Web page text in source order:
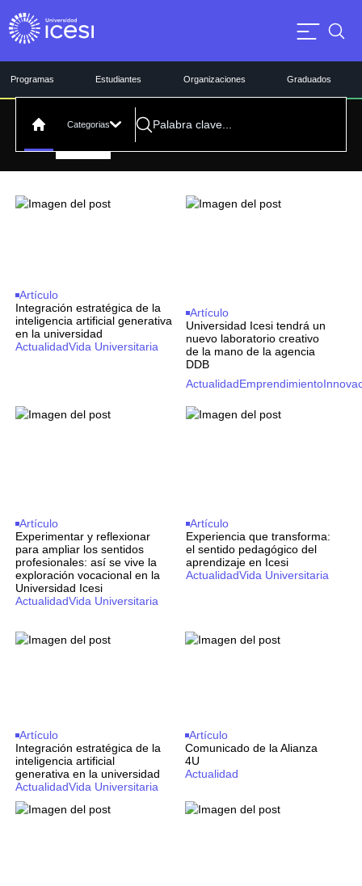
Programas Estudiantes Organizaciones Graduados
Categorias
Vida Universitaria
Artículo
Artículo
Integración estratégica de la
inteligencia artificial generativa
en la universidad
ActualidadVida Universitaria
Artículo
Universidad Icesi tendrá un
nuevo laboratorio creativo
de la mano de la agencia
DDB
ActualidadEmprendimiento
Artículo
Experimentar y reflexionar
para ampliar los sentidos
profesionales: así se vive la
exploración vocacional en la
Universidad Icesi
ActualidadVida Universitaria
Artículo
Experiencia que transforma:
el sentido pedagógico del
aprendizaje en Icesi
ActualidadVida Universitaria
Artículo
Integración estratégica de la
inteligencia artificial
generativa en la universidad
ActualidadVida Universitaria
Artículo
Comunicado de la Alianza
4U
Actualidad